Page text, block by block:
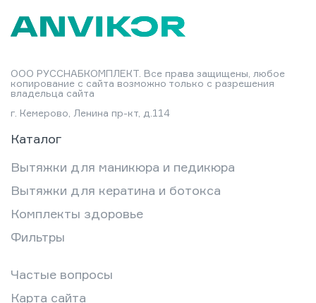
ООО РУССНАБКОМПЛЕКТ. Все права защищены, любое
копирование с сайта возможно только с разрешения
владельца сайта
г. Кемерово, Ленина пр-кт, д.114
Каталог
Вытяжки для маникюра и педикюра
Вытяжки для кератина и ботокса
Комплекты здоровье
Фильтры
Частые вопросы
Карта сайта